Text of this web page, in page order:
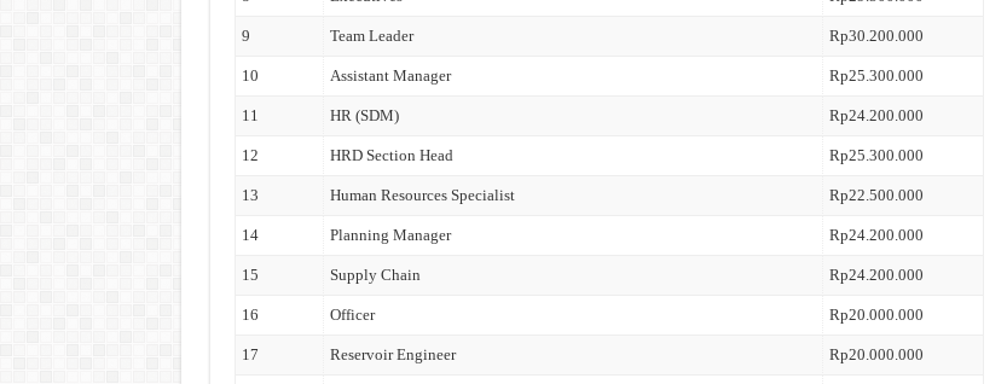
9 Team Leader Rp30.200.000
10 Assistant Manager Rp25.300.000
11 HR (SDM) Rp24.200.000
12 HRD Section Head Rp25.300.000
13 Human Resources Specialist Rp22.500.000
14 Planning Manager Rp24.200.000
15 Supply Chain Rp24.200.000
16 Officer Rp20.000.000
17 Reservoir Engineer Rp20.000.000